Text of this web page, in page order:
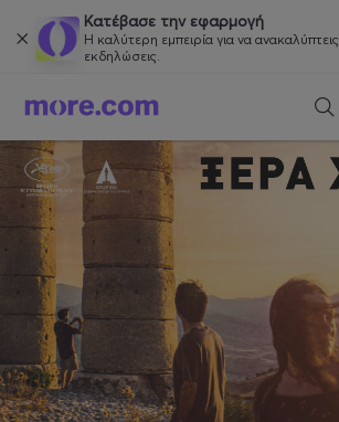
Κατέβασε την εφαρμογή
Η καλύτερη εμπειρία για να ανακαλύπτεις
εκδηλώσεις.